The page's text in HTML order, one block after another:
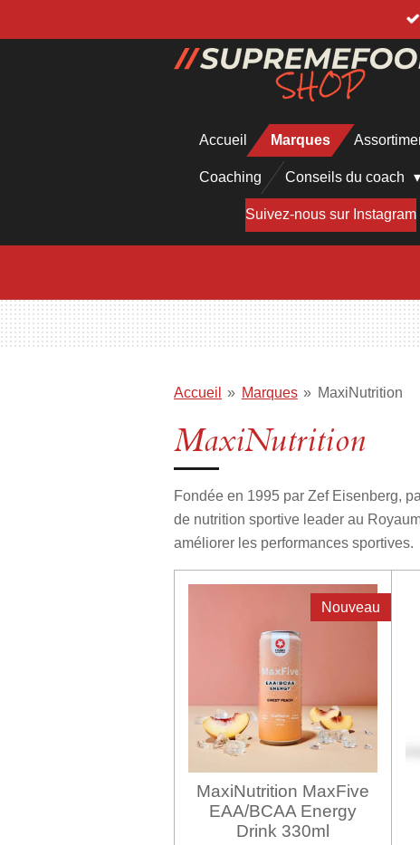
au
Accueil Marques
Coaching Conseils du coach
Suivez-nous sur Instagram
Accueil » Marques » MaxiNutrition
MaxiNutrition
Fondée en 1995 par Zef Eisenberg,
de nutrition sportive leader au
améliorer les performances sportives.
Nouveau
MaxiNutrition MaxFive
EAA/BCAA Energy
Drink 330ml